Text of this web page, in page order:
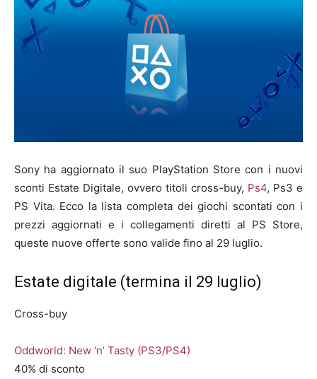
Sony ha aggiornato il suo PlayStation Store con i nuovi
sconti Estate Digitale, ovvero titoli cross-buy, Ps4, Ps3 e
PS Vita. Ecco la lista completa dei giochi scontati con i
prezzi aggiornati e i collegamenti diretti al PS Store,
queste nuove offerte sono valide fino al 29 luglio.
Estate digitale (termina il 29 luglio)
Cross-buy
Oddworld: New ‘n’ Tasty (PS3/PS4)
40% di sconto